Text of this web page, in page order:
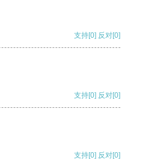
支持[0] 反对[0]
支持[0] 反对[0]
支持[0] 反对[0]